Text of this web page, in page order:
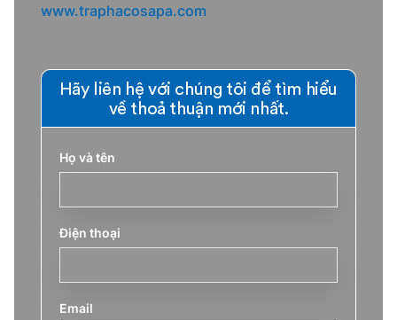
www.traphacosapa.com
Hãy liên hệ với chúng tôi để tìm hiểu
về thoả thuận mới nhất.
Họ và tên
Điện thoại
Email